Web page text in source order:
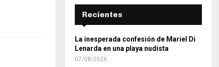
Recientes
La inesperada confesión de Mariel Di
Lenarda en una playa nudista
07/08/2026